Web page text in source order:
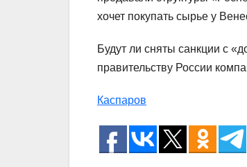
хочет покупать сырье у
Будут ли сняты санкции с
правительству России
Каспаров